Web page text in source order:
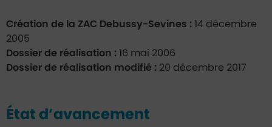
Création de la ZAC Debussy-Sevines : 14 décembre
2005
Dossier de réalisation : 16 mai 2006
Dossier de réalisation modifié : 20 décembre 2017
État d’avancement